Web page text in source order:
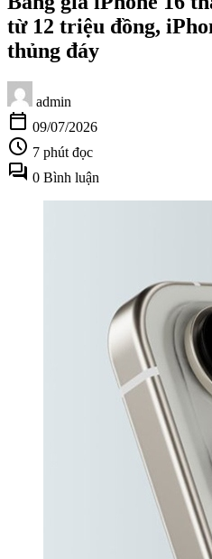
từ 12 triệu đồng,
thủng đáy
admin
calendar_today 09/07/2026
schedule 7 phút đọc
forum 0 Bình luận